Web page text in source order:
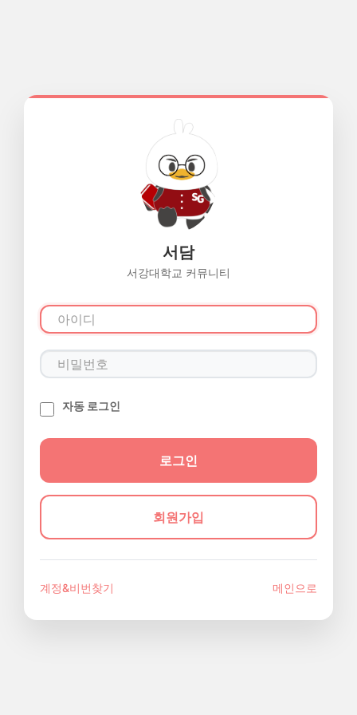
서담
서강대학교 커뮤니티
자동 로그인
회원가입
계정&비번찾기 메인으로